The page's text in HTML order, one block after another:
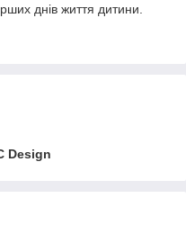
днів життя дитини.
Design